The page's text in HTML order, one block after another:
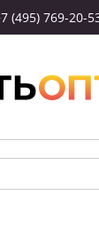
(495) 769-20-